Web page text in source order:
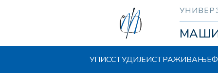
УПИССТУДИЈЕИСТРАЖИВАЊЕ